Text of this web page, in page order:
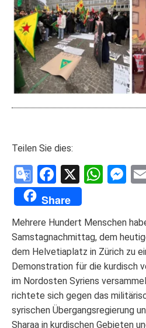
Teilen Sie dies:
Google
Translate
Facebook
X
Share
Mehrere Hundert Menschen
Samstagnachmittag, dem
dem Helvetiaplatz in Zürich zu
Demonstration für die kurdisch
im Nordosten Syriens
richtete sich gegen das
syrischen Übergangsregierung
Sharaa in kurdischen Gebieten